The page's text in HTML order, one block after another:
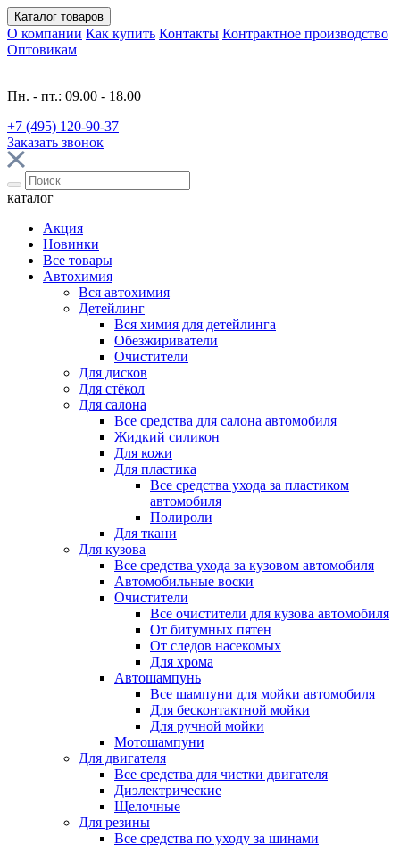
Каталог товаров
О компании Как купить Контакты Контрактное производство
Оптовикам
Пн. - пт.: 09.00 - 18.00
+7 (495) 120-90-37
Заказать звонок
каталог
Акция
Новинки
Все товары
Автохимия
Вся автохимия
Детейлинг
Вся химия для детейлинга
Обезжириватели
Очистители
Для дисков
Для стёкол
Для салона
Все средства для салона автомобиля
Жидкий силикон
Для кожи
Для пластика
Все средства ухода за пластиком
автомобиля
Полироли
Для ткани
Для кузова
Все средства ухода за кузовом автомобиля
Автомобильные воски
Очистители
Все очистители для кузова автомобиля
От битумных пятен
От следов насекомых
Для хрома
Автошампунь
Все шампуни для мойки автомобиля
Для бесконтактной мойки
Для ручной мойки
Мотошампуни
Для двигателя
Все средства для чистки двигателя
Диэлектрические
Щелочные
Для резины
Все средства по уходу за шинами